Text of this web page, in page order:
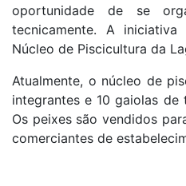
oportunidade de se
tecnicamente. A
Núcleo de Piscicultura da
Atualmente, o núcleo de
integrantes e 10 gaiolas de
Os peixes são vendidos
comerciantes de